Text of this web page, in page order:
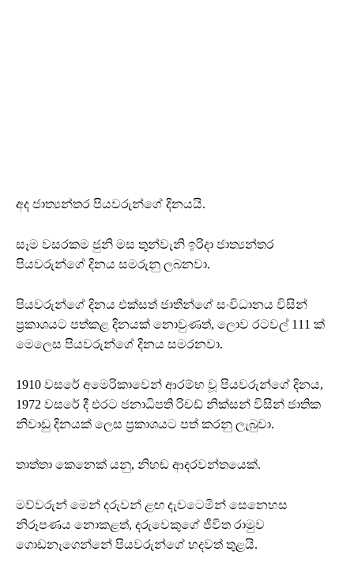
අද ජාත්‍යන්තර පියවරුන්ගේ දිනයයි.
සෑම වසරකම ජුනි මස තුන්වැනි ඉරිදා ජාත්‍යන්තර
පියවරුන්ගේ දිනය සමරුනු ලබනවා.
පියවරුන්ගේ දිනය එක්සත් ජාතීන්ගේ සංවිධානය විසින්
ප්‍රකාශයට පත්කළ දිනයක් නොවුණත්, ලොව රටවල් 111 ක්
මෙලෙස පියවරුන්ගේ දිනය සමරනවා.
1910 වසරේ අමෙරිකාවෙන් ආරම්භ වූ පියවරුන්ගේ දිනය,
1972 වසරේ දී එරට ජනාධිපති රිචඩ් නික්සන් විසින් ජාතික
නිවාඩු දිනයක් ලෙස ප්‍රකාශයට පත් කරනු ලැබුවා.
තාත්තා කෙනෙක් යනු, නිහඬ ආදරවන්තයෙක්.
මව්වරුන් මෙන් දරුවන් ළඟ දැවටෙමින් සෙනෙහස
නිරූපණය නොකළත්, දරුවෙකුගේ ජීවිත රාමුව
ගොඩනැගෙන්නේ පියවරුන්ගේ හදවත් තුළයි.